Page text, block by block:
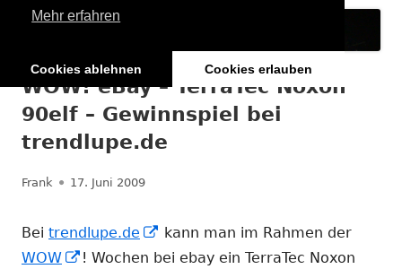
Mehr erfahren
Cookies ablehnen Cookies erlauben
WOW! eBay – TerraTec Noxon
90elf – Gewinnspiel bei
trendlupe.de
Autor
Frank Veröffentlicht
17. Juni 2009
Bei trendlupe.de
In
neuem
kann man im Rahmen der
WOW
In
! Wochen bei ebay ein TerraTec Noxon